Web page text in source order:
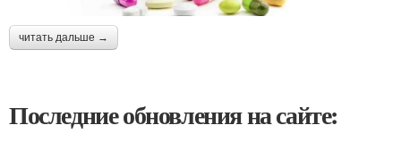
читать дальше →
Последние обновления на сайте: